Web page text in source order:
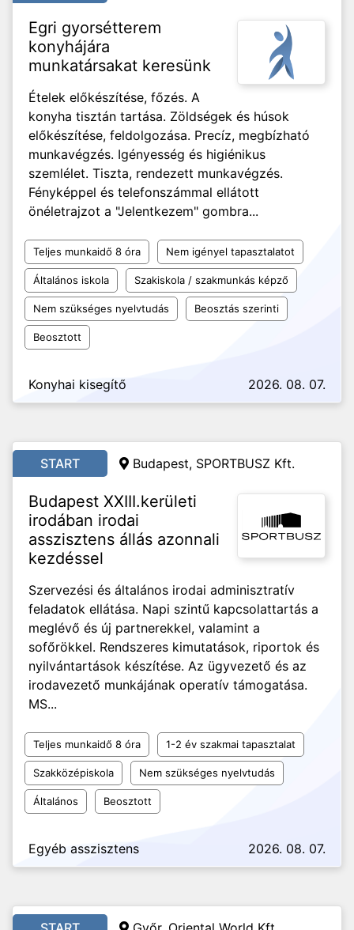
Egri gyorsétterem
konyhájára
munkatársakat keresünk
Ételek előkészítése, főzés. A
konyha tisztán tartása. Zöldségek és húsok
előkészítése, feldolgozása. Precíz, megbízható
munkavégzés. Igényesség és higiénikus
szemlélet. Tiszta, rendezett munkavégzés.
Fényképpel és telefonszámmal ellátott
önéletrajzot a "Jelentkezem" gombra...
Teljes munkaidő 8 óra Nem igényel tapasztalatot
Általános iskola Szakiskola / szakmunkás képző
Nem szükséges nyelvtudás Beosztás szerinti
Beosztott
Konyhai kisegítő 2026. 08. 07.
START Budapest, SPORTBUSZ Kft.
Budapest XXIII.kerületi
irodában irodai
asszisztens állás azonnali
kezdéssel
Szervezési és általános irodai adminisztratív
feladatok ellátása. Napi szintű kapcsolattartás a
meglévő és új partnerekkel, valamint a
sofőrökkel. Rendszeres kimutatások, riportok és
nyilvántartások készítése. Az ügyvezető és az
irodavezető munkájának operatív támogatása.
MS...
Teljes munkaidő 8 óra 1-2 év szakmai tapasztalat
Szakközépiskola Nem szükséges nyelvtudás
Általános Beosztott
Egyéb asszisztens 2026. 08. 07.